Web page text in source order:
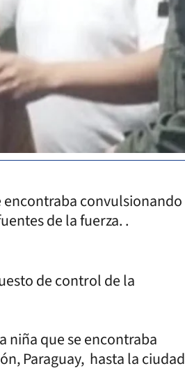
encontraba convulsionando
de la fuerza. .
de control de la
niña que se encontraba
Paraguay, hasta la ciudad